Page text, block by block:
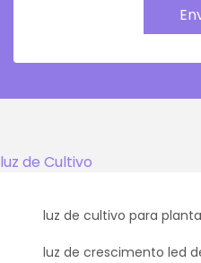
luz de Cultivo
luz de cultivo para
luz de crescimento led